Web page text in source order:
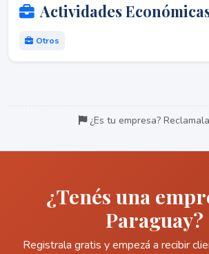
Actividades
Otros
¿Es tu empresa?
¿Tenés una
Paraguay?
Registrala gratis y empezá a recibir